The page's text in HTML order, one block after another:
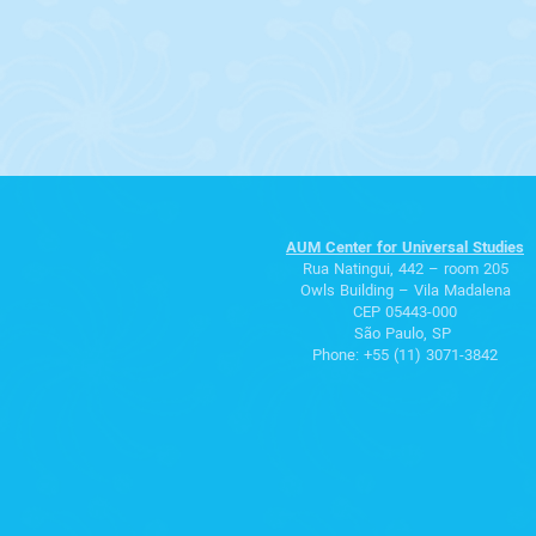
AUM Center for Universal Studies
Rua Natingui, 442 – room 205
Owls Building – Vila Madalena
CEP 05443-000
São Paulo, SP
Phone: +55 (11) 3071-3842